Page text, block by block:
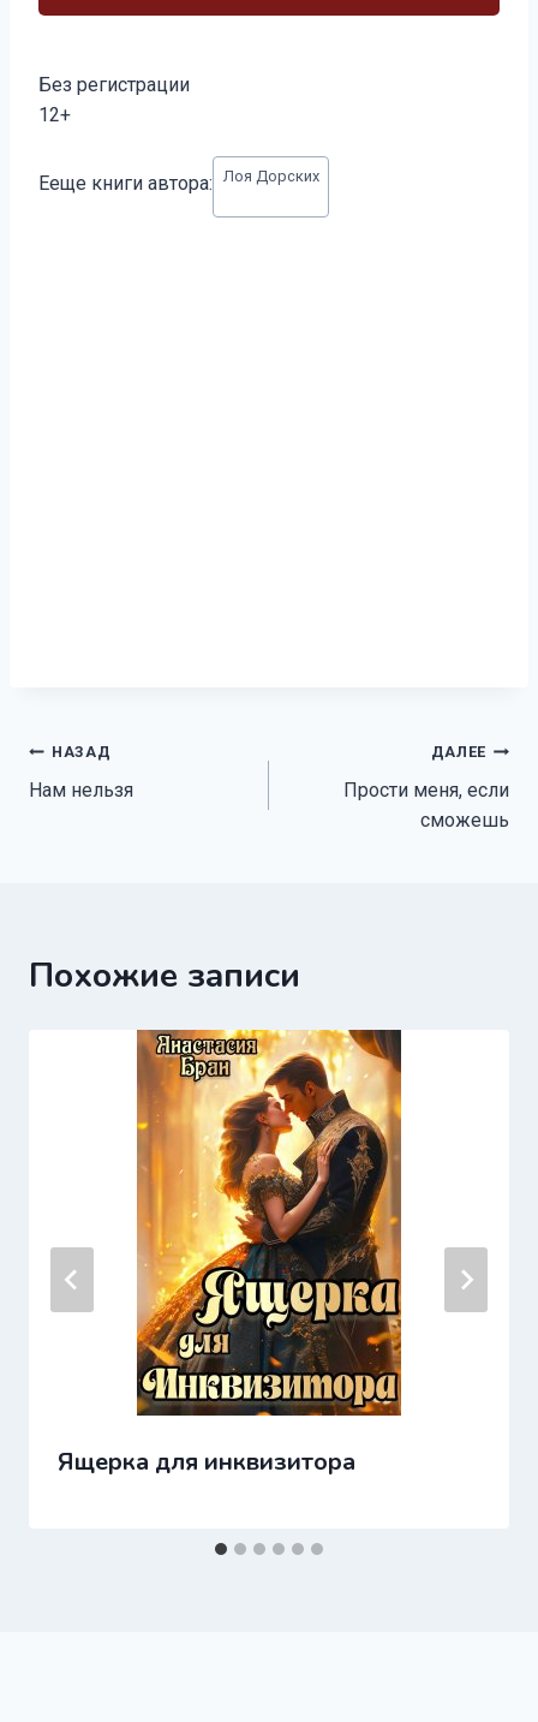
Без регистрации
12+
записи:
Ееще книги автора: Лоя Дорских
Навигация
по
НАЗАД
Нам нельзя
ДАЛЕЕ
Прости меня, если
сможешь
Похожие записи
Ящерка для инквизитора